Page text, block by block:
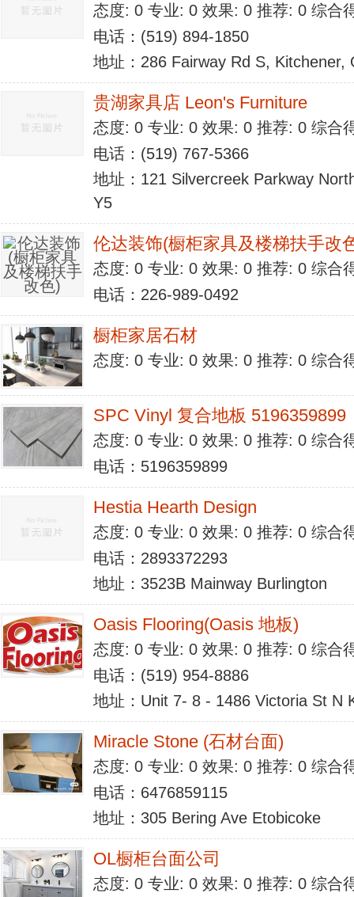
态度: 0 专业: 0 效果: 0 推荐: 0 综合
电话：(519) 894-1850
地址：286 Fairway Rd S, Kitchener,
贵湖家具店 Leon's Furniture
态度: 0 专业: 0 效果: 0 推荐: 0 综合
电话：(519) 767-5366
地址：121 Silvercreek Parkway
Y5
伦达装饰(橱柜家具及楼梯扶手改
态度: 0 专业: 0 效果: 0 推荐: 0 综合
电话：226-989-0492
橱柜家居石材
态度: 0 专业: 0 效果: 0 推荐: 0 综合
SPC Vinyl 复合地板 5196359899
态度: 0 专业: 0 效果: 0 推荐: 0 综合
电话：5196359899
Hestia Hearth Design
态度: 0 专业: 0 效果: 0 推荐: 0 综合
电话：2893372293
地址：3523B Mainway Burlington
Oasis Flooring(Oasis 地板)
态度: 0 专业: 0 效果: 0 推荐: 0 综合
电话：(519) 954-8886
地址：Unit 7- 8 - 1486 Victoria St N
Miracle Stone (石材台面)
态度: 0 专业: 0 效果: 0 推荐: 0 综合
电话：6476859115
地址：305 Bering Ave Etobicoke
OL橱柜台面公司
态度: 0 专业: 0 效果: 0 推荐: 0 综合